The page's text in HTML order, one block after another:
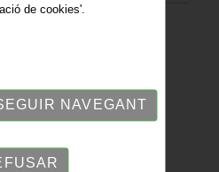
de cookies'.
NAVEGANT